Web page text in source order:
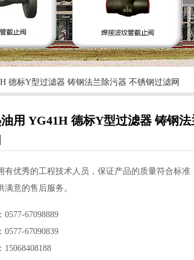
德标Y型过滤器 铸钢法兰除污器 不锈钢过滤网
用 YG41H 德标Y型过滤器 铸钢
有优秀的工程技术人员，保证产品的质量符合标准
满意的售后服务。
0577-67098889
0577-67090839
15068408188